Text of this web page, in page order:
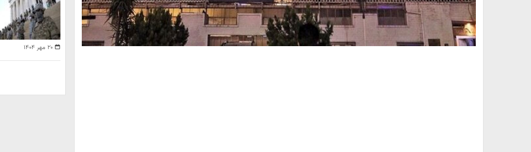
۲۰ مهر ۱۴۰۴